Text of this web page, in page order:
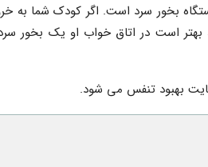
بخور سرد است. اگر کودک شما به
است در اتاق خواب او یک بخور سرد
بهبود تنفس می شود.